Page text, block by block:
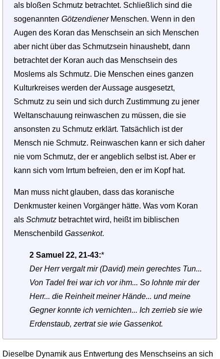
als bloßen Schmutz betrachtet. Schließlich sind die
sogenanntenGötzendienerMenschen. Wenn in den
Augen des Koran das Menschsein an sich Menschen
aber nicht über das Schmutzsein hinaus­hebt, dann
betrachtet der Koran auch das Menschsein des
Moslems als Schmutz. Die Menschen eines ganzen
Kulturkreises werden der Aussage ausgesetzt,
Schmutz zu sein und sich durch Zustimmung zu jener
Weltan­schauung reinwaschen zu müssen, die sie
ansonsten zu Schmutz erklärt. Tatsächlich ist der
Mensch nie Schmutz. Reinwaschen kann er sich daher
nie vom Schmutz, der er angeblich selbst ist. Aber er
kann sich vom Irrtum befreien, den er im Kopf hat.
Man muss nicht glauben, dass das koranische
Denkmuster keinen Vorgänger hätte. Was vom Koran
alsSchmutz betrachtet wird, heißt im biblischen
MenschenbildGassenkot.
2 Samuel 22, 21-43:*
Der Herr vergalt mir (David) mein gerechtes Tun...
Von Tadel frei war ich vor ihm... So lohnte mir der
Herr... die Reinheit meiner Hände... und meine
Gegner konnte ich vernichten... Ich zerrieb sie wie
Erdenstaub, zertrat sie wie Gassenkot.
Dieselbe Dynamik aus Entwertung des Menschseins an sich